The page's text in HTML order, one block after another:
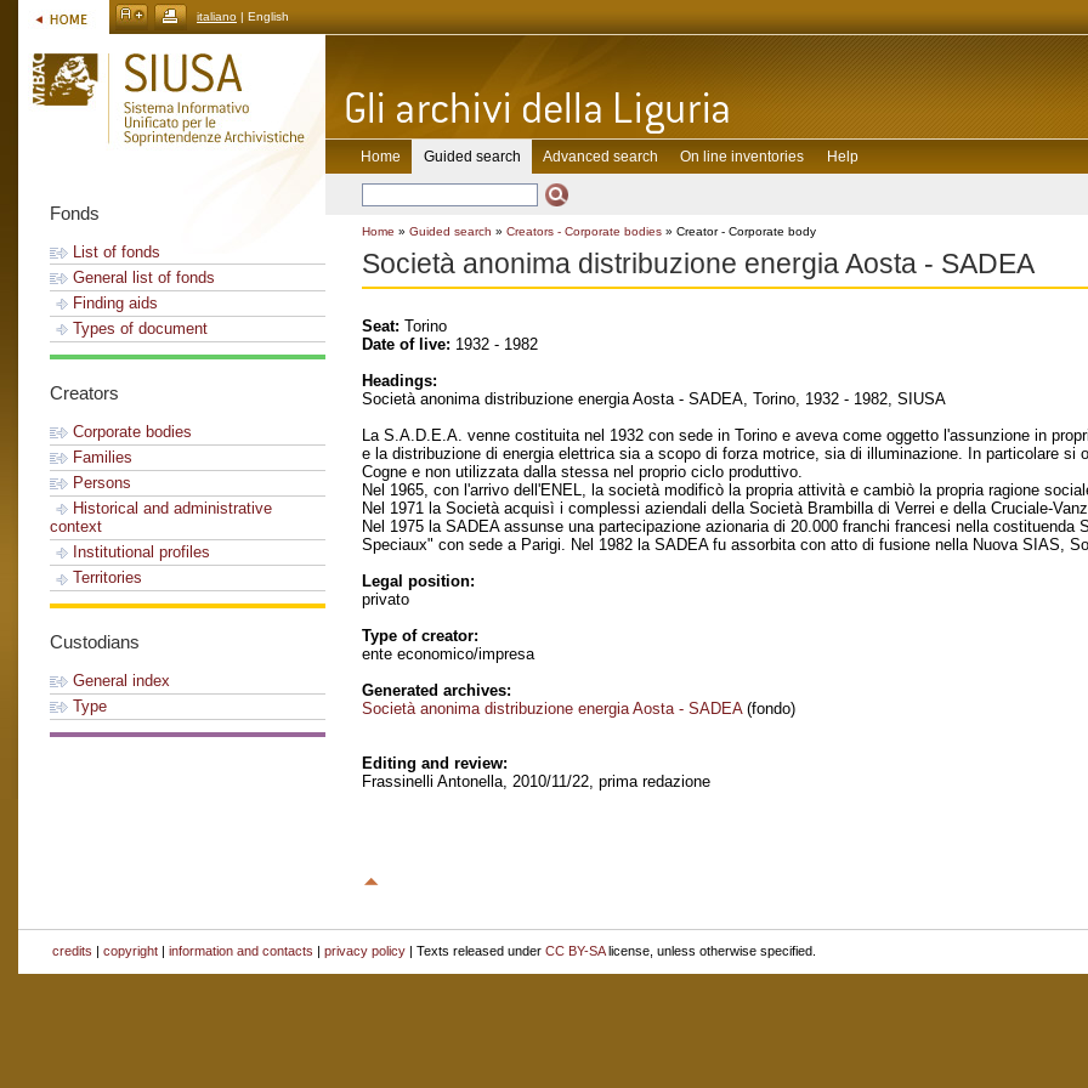
italiano | English
Fonds
List of fonds
General list of fonds
Finding aids
Types of document
Creators
Corporate bodies
Families
Persons
Historical and administrative
context
Institutional profiles
Territories
Custodians
General index
Type
Home Guided search Advanced search On line inventories Help
Home » Guided search » Creators - Corporate bodies » Creator - Corporate body
Società anonima distribuzione energia Aosta - SADEA
Seat: Torino
Date of live: 1932 - 1982
Headings:
Società anonima distribuzione energia Aosta - SADEA, Torino, 1932 - 1982, SIUSA
La S.A.D.E.A. venne costituita nel 1932 con sede in Torino e aveva come oggetto l'assunzione in
e la distribuzione di energia elettrica sia a scopo di forza motrice, sia di illuminazione. In particolare si
Cogne e non utilizzata dalla stessa nel proprio ciclo produttivo.
Nel 1965, con l'arrivo dell'ENEL, la società modificò la propria attività e cambiò la propria ragione
Nel 1971 la Società acquisì i complessi aziendali della Società Brambilla di Verrei e della Cruciale-
Nel 1975 la SADEA assunse una partecipazione azionaria di 20.000 franchi francesi nella
Speciaux" con sede a Parigi. Nel 1982 la SADEA fu assorbita con atto di fusione nella Nuova SIAS,
Legal position:
privato
Type of creator:
ente economico/impresa
Generated archives:
Società anonima distribuzione energia Aosta - SADEA(fondo)
Editing and review:
Frassinelli Antonella, 2010/11/22, prima redazione
credits copyright information and contacts privacy policy | Texts released under CC BY-SAlicense, unless otherwise specified.